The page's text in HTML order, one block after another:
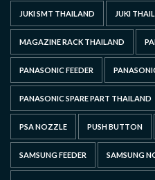
JUKI SMT THAILAND JUKI
MAGAZINE RACK THAILAND
PANASONIC FEEDER
PANASONIC SPARE PART THAILAND
PSA NOZZLE PUSH BUTTON
SAMSUNG FEEDER SAMSUNG